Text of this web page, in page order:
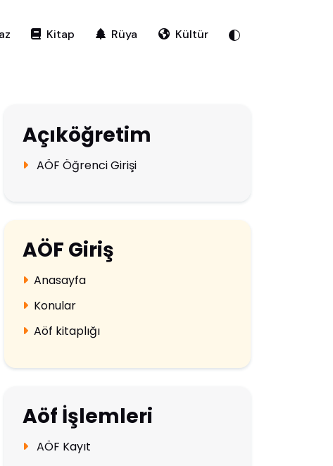
Kitap Rüya Kültür
Açıköğretim
AÖF Öğrenci Girişi
AÖF Giriş
Anasayfa
Konular
Aöf kitaplığı
Aöf İşlemleri
AÖF Kayıt